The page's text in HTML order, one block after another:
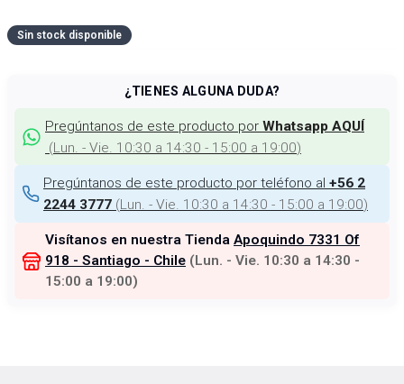
Sin stock disponible
¿TIENES ALGUNA DUDA?
Pregúntanos de este producto por Whatsapp AQUÍ
(Lun. - Vie. 10:30 a 14:30 - 15:00 a 19:00)
Pregúntanos de este producto por teléfono al +56 2
2244 3777 (Lun. - Vie. 10:30 a 14:30 - 15:00 a 19:00)
Visítanos en nuestra Tienda Apoquindo 7331 Of
918 - Santiago - Chile (Lun. - Vie. 10:30 a 14:30 -
15:00 a 19:00)